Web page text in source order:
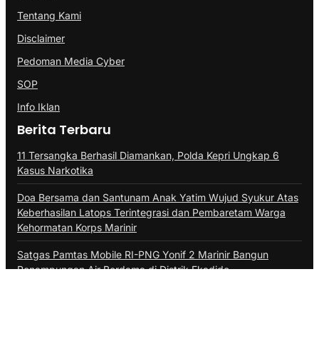
Tentang Kami
Disclaimer
Pedoman Media Cyber
SOP
Info Iklan
Berita Terbaru
11 Tersangka Berhasil Diamankan, Polda Kepri Ungkap 6
Kasus Narkotika
Doa Bersama dan Santunam Anak Yatim Wujud Syukur Atas
Keberhasilan Latops Terintegrasi dan Pembaretam Warga
Kehormatan Korps Marinir
Satgas Pamtas Mobile RI-PNG Yonif 2 Marinir Bangun
Penampungan Air Berdama di Distrik Ekadide